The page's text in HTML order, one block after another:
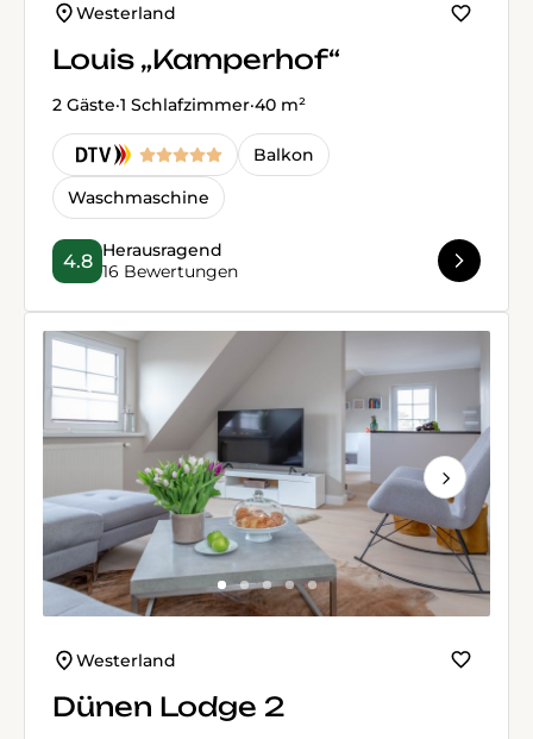
Westerland
Louis „Kamperhof“
2 Gäste·1 Schlafzimmer·40 m²
Balkon
Waschmaschine
4.8 Herausragend
16 Bewertungen
Next
Westerland
Dünen Lodge 2